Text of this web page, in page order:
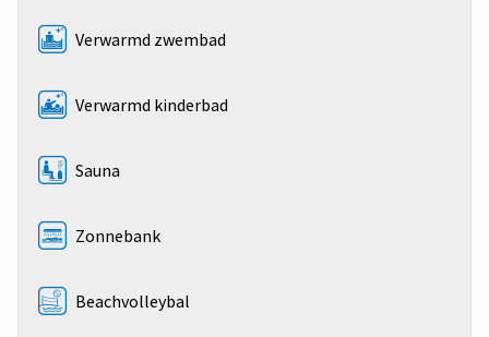
Verwarmd zwembad
Verwarmd kinderbad
Sauna
Zonnebank
Beachvolleybal